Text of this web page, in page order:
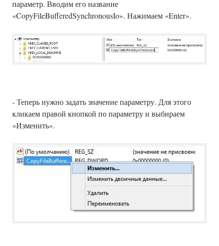
параметр. Вводим его название
«CopyFileBufferedSynchronousIo». Нажимаем «Enter».
- Теперь нужно задать значение параметру. Для этого
кликаем правой кнопкой по параметру и выбираем
«Изменить».